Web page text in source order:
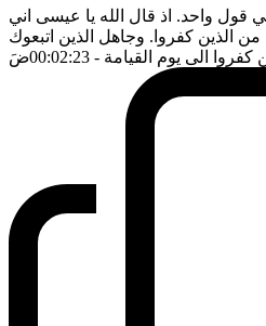
قول واحد. اذ قال الله يا عيسى اني
الذين كفروا. وجاهل الذين اتبعوك
كفروا الى يوم القيامة - 00:02:23 ضَ